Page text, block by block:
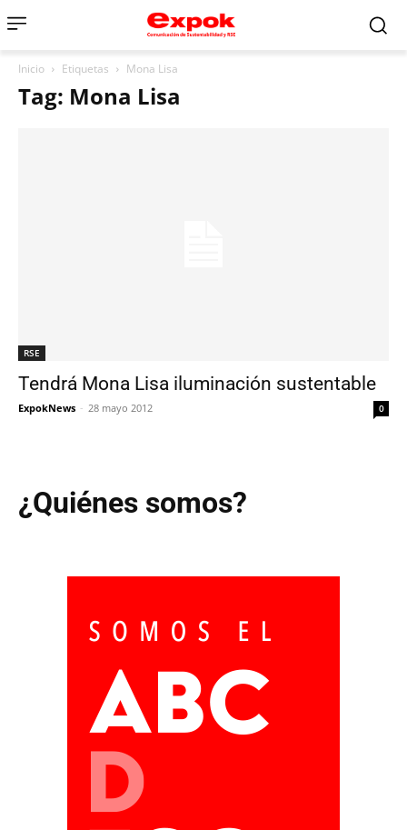
Inicio Etiquetas Mona Lisa
Tag: Mona Lisa
RSE
Tendrá Mona Lisa iluminación sustentable
ExpokNews - 28 mayo 2012 0
¿Quiénes somos?